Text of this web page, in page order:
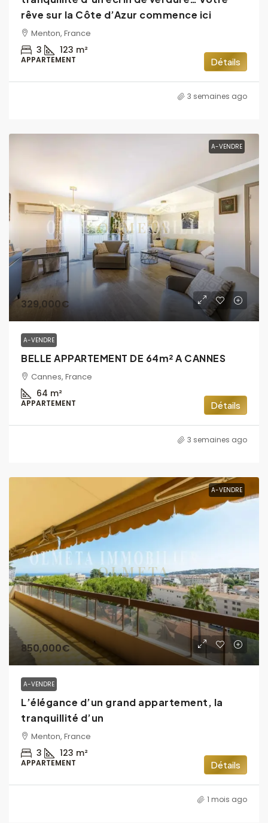
rêve sur la Côte d’Azur commence ici
Menton, France
3 123 m²
APPARTEMENT Détails
3 semaines ago
A-VENDRE
329,000€
A-VENDRE
BELLE APPARTEMENT DE 64m² A CANNES
Cannes, France
64 m²
APPARTEMENT Détails
3 semaines ago
A-VENDRE
850,000€
A-VENDRE
L’élégance d’un grand appartement, la
tranquillité d’un
Menton, France
3 123 m²
APPARTEMENT Détails
1 mois ago